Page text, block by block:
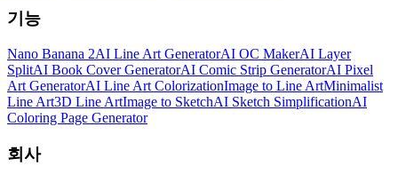
기능
Nano Banana 2AI Line Art GeneratorAI OC MakerAI Layer
SplitAI Book Cover GeneratorAI Comic Strip GeneratorAI Pixel
Art GeneratorAI Line Art ColorizationImage to Line ArtMinimalist
Line Art3D Line ArtImage to SketchAI Sketch SimplificationAI
Coloring Page Generator
회사